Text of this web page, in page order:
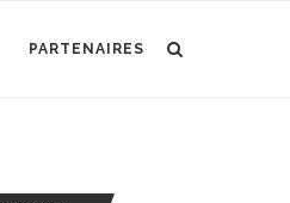
PARTENAIRES